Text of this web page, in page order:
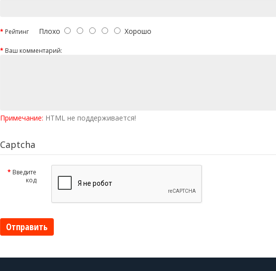
Рейтинг Плохо Хорошо
Ваш комментарий:
Примечание: HTML не поддерживается!
Captcha
Введите
код
Отправить